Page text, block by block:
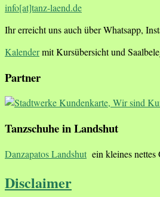
info[at]tanz-laend.de
Ihr erreicht uns auch über Whatsapp,
Kalendermit Kursübersicht und
Partner
Tanzschuhe in Landshut
Danzapatos Landshut ein kleines
Disclaimer